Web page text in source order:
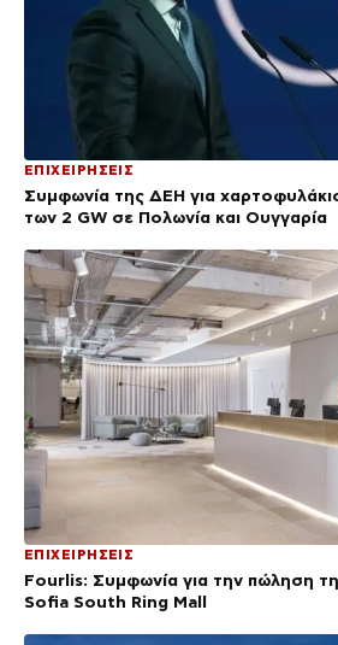
ΕΠΙΧΕΙΡΗΣΕΙΣ
Συμφωνία της ΔΕΗ για
των 2 GW σε Πολωνία και Ουγγαρία
ΕΠΙΧΕΙΡΗΣΕΙΣ
Fourlis: Συμφωνία για την πώληση
Sofia South Ring Mall